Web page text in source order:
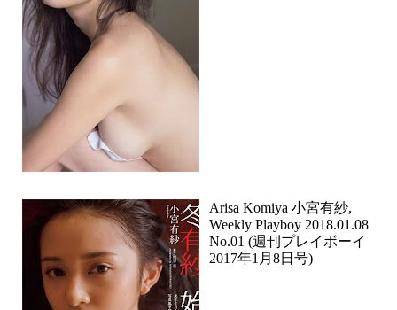
Arisa Komiya 小宮有紗,
Weekly Playboy 2018.01.08
No.01 (週刊プレイボーイ
2017年1月8日号)